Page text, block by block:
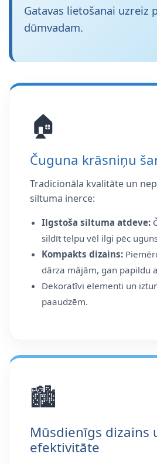
Gatavas lietošanai uzreiz
dūmvadam.
🏠
Čuguna krāsniņu
Tradicionāla kvalitāte un
siltuma inerce:
Ilgstoša siltuma atdeve:
sildīt telpu vēl ilgi pēc
Kompakts dizains:
dārza mājām, gan papildu
Dekoratīvi elementi un
paaudzēm.
🏙️
Mūsdienīgs dizains
efektivitāte